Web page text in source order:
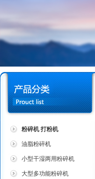
粉碎机 打粉机
油脂粉碎机
小型干湿两用粉碎机
大型多功能粉碎机